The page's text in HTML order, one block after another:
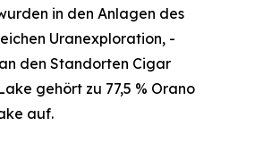
in den Anlagen des
Uranexploration, -
den Standorten Cigar
gehört zu 77,5 % Orano
auf.